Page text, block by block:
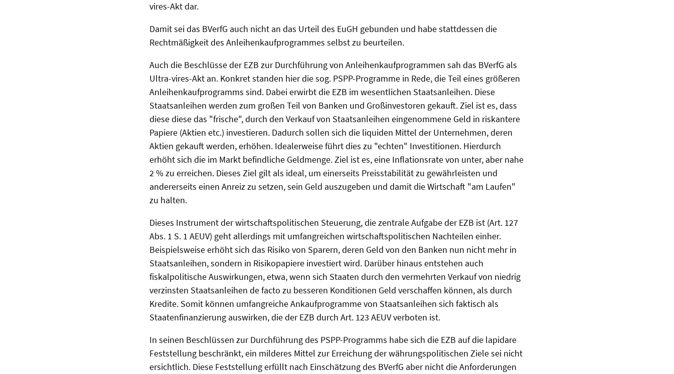
vires-Akt dar.
Damit sei das BVerfG auch nicht an das Urteil des EuGH gebunden und habe stattdessen die
Rechtmäßigkeit des Anleihenkaufprogrammes selbst zu beurteilen.
Auch die Beschlüsse der EZB zur Durchführung von Anleihenkaufprogrammen sah das BVerfG als
Ultra-vires-Akt an. Konkret standen hier die sog. PSPP-Programme in Rede, die Teil eines größeren
Anleihenkaufprogramms sind. Dabei erwirbt die EZB im wesentlichen Staatsanleihen. Diese
Staatsanleihen werden zum großen Teil von Banken und Großinvestoren gekauft. Ziel ist es, dass
diese diese das "frische", durch den Verkauf von Staatsanleihen eingenommene Geld in riskantere
Papiere (Aktien etc.) investieren. Dadurch sollen sich die liquiden Mittel der Unternehmen, deren
Aktien gekauft werden, erhöhen. Idealerweise führt dies zu "echten" Investitionen. Hierdurch
erhöht sich die im Markt befindliche Geldmenge. Ziel ist es, eine Inflationsrate von unter, aber nahe
2 % zu erreichen. Dieses Ziel gilt als ideal, um einerseits Preisstabilität zu gewährleisten und
andererseits einen Anreiz zu setzen, sein Geld auszugeben und damit die Wirtschaft "am Laufen"
zu halten.
Dieses Instrument der wirtschaftspolitischen Steuerung, die zentrale Aufgabe der EZB ist (Art. 127
Abs. 1 S. 1 AEUV) geht allerdings mit umfangreichen wirtschaftspolitischen Nachteilen einher.
Beispielsweise erhöht sich das Risiko von Sparern, deren Geld von den Banken nun nicht mehr in
Staatsanleihen, sondern in Risikopapiere investiert wird. Darüber hinaus entstehen auch
fiskalpolitische Auswirkungen, etwa, wenn sich Staaten durch den vermehrten Verkauf von niedrig
verzinsten Staatsanleihen de facto zu besseren Konditionen Geld verschaffen können, als durch
Kredite. Somit können umfangreiche Ankaufprogramme von Staatsanleihen sich faktisch als
Staatenfinanzierung auswirken, die der EZB durch Art. 123 AEUV verboten ist.
In seinen Beschlüssen zur Durchführung des PSPP-Programms habe sich die EZB auf die lapidare
Feststellung beschränkt, ein milderes Mittel zur Erreichung der währungspolitischen Ziele sei nicht
ersichtlich. Diese Feststellung erfüllt nach Einschätzung des BVerfG aber nicht die Anforderungen